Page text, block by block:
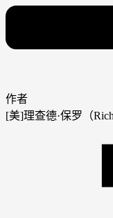
作者
[美]理查德·保罗（